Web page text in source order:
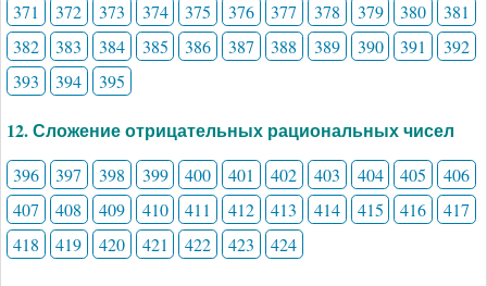
371 372 373 374 375 376 377 378 379 380
381
382
383 384 385 386 387 388 389 390 391
392
393
394 395
12. Сложение отрицательных рациональных чисел
396 397 398 399 400 401 402 403 404 405
406
407
408 409 410 411 412 413 414 415 416
417
418
419 420 421 422 423 424